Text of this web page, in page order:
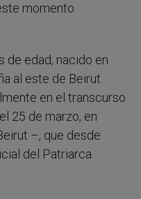
momento
de edad, nacido en
al este de Beirut
en el transcurso
25 de marzo, en
–, que desde
del Patriarca